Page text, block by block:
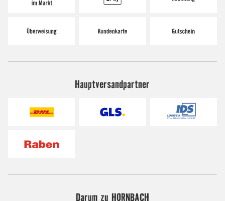
Hauptversandpartner
Darum zu HORNBACH